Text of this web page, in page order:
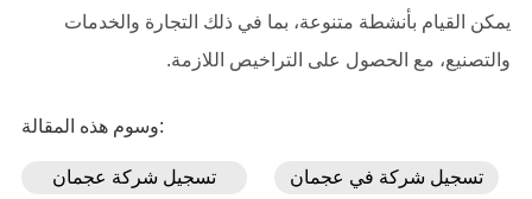
يمكن القيام بأنشطة متنوعة، بما في ذلك التجارة والخدمات
والتصنيع، مع الحصول على التراخيص اللازمة.
وسوم هذه المقالة:
تسجيل شركة عجمان تسجيل شركة في عجمان